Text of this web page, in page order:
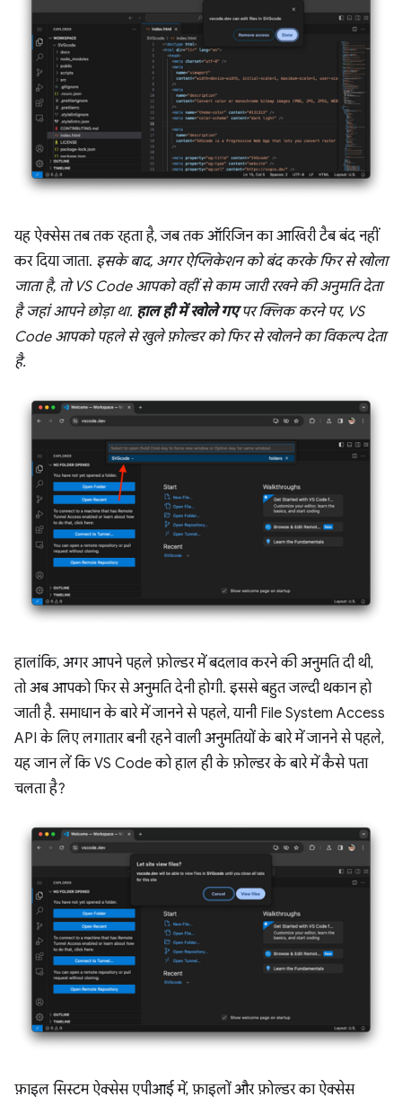
यह ऐक्सेस तब तक रहता है, जब तक ऑरिजिन का आखिरी टैब बंद नहीं
कर दिया जाता. इसके बाद, अगर ऐप्लिकेशन को बंद करके फिर से खोला
जाता है, तो VS Code आपको वहीं से काम जारी रखने की अनुमति देता
है जहां आपने छोड़ा था. हाल ही में खोले गएपर क्लिक करने पर, VS
Code आपको पहले से खुले फ़ोल्डर को फिर से खोलने का विकल्प देता
है.
हालांकि, अगर आपने पहले फ़ोल्डर में बदलाव करने की अनुमति दी थी,
तो अब आपको फिर से अनुमति देनी होगी. इससे बहुत जल्दी थकान हो
जाती है. समाधान के बारे में जानने से पहले, यानी File System Access
API के लिए लगातार बनी रहने वाली अनुमतियों के बारे में जानने से पहले,
यह जान लें कि VS Code को हाल ही के फ़ोल्डर के बारे में कैसे पता
चलता है?
फ़ाइल सिस्टम ऐक्सेस एपीआई में, फ़ाइलों और फ़ोल्डर का ऐक्सेस